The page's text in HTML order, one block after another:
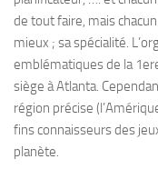
de tout faire, mais
mieux ; sa spécialité.
emblématiques de la
siège à Atlanta.
région précise
fins connaisseurs des
planète.